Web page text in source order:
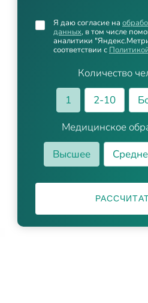
Количество
1
2-10
Медицинское
Высшее
Я даю согласие на
данных, в том числе
аналитики
соответствии с